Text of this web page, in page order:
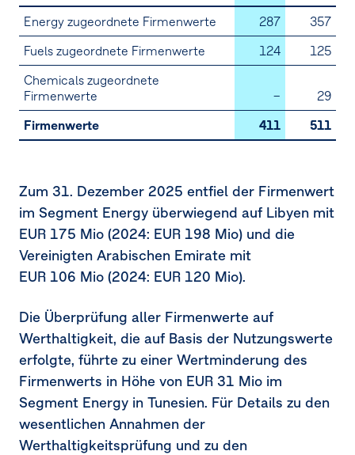
Energy zugeordnete Firmenwerte 287
357
Fuels zugeordnete Firmenwerte
124
125
Chemicals zugeordnete
Firmenwerte
–
29
Firmenwerte
411 511
Zum 31. Dezember 2025 entfiel der Firmenwert
im Segment Energy überwiegend auf Libyen mit
EUR 175 Mio (2024: EUR 198 Mio) und die
Vereinigten Arabischen Emirate mit
EUR 106 Mio (2024: EUR 120 Mio).
Die Überprüfung aller Firmenwerte auf
Werthaltigkeit, die auf Basis der Nutzungswerte
erfolgte, führte zu einer Wertminderung des
Firmenwerts in Höhe von EUR 31 Mio im
Segment Energy in Tunesien. Für Details zu den
wesentlichen Annahmen der
Werthaltigkeitsprüfung und zu den